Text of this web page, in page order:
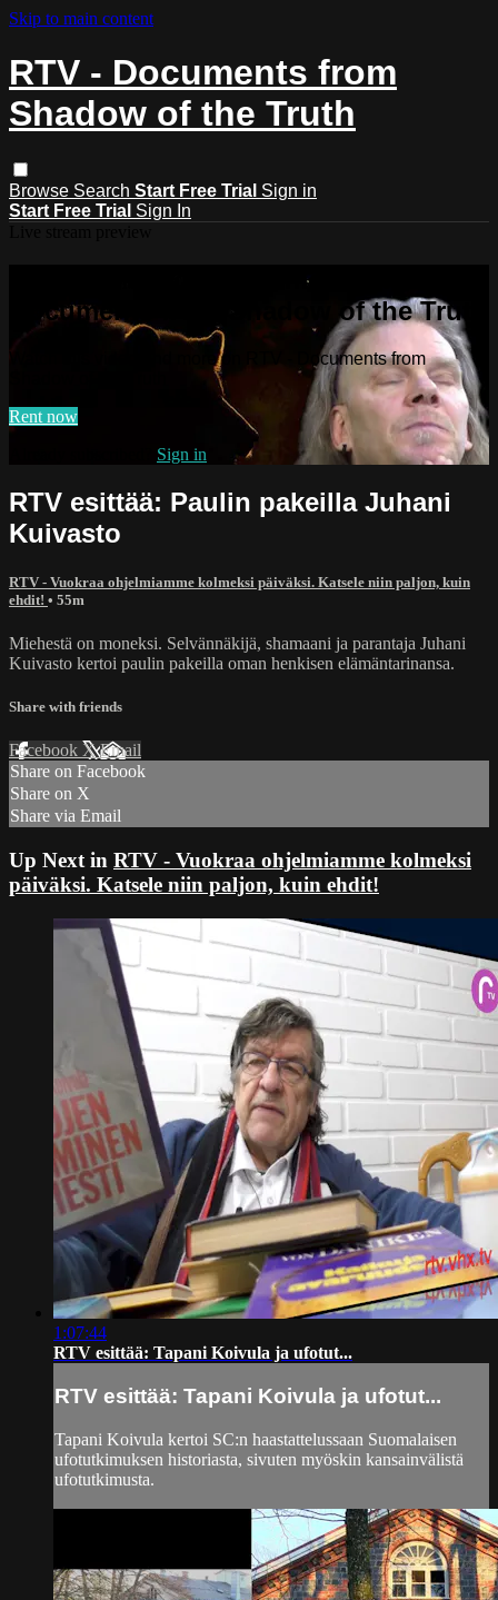
Skip to main content
RTV - Documents from
Shadow of the Truth
Browse Search Start Free Trial Sign in
Start Free Trial Sign In
Watch this video and more on RTV -
Documents from Shadow of the Truth
Watch this video and more on RTV - Documents from
Rent now
Sign in
RTV esittää: Paulin pakeilla Juhani
Kuivasto
RTV - Vuokraa ohjelmiamme kolmeksi päiväksi. Katsele niin paljon, kuin
ehdit! • 55m
Miehestä on moneksi. Selvännäkijä, shamaani ja parantaja Juhani
Kuivasto kertoi paulin pakeilla oman henkisen elämäntarinansa.
Share with friends
Facebook XEmail
Share on Facebook
Share on X
Share via Email
Up Next in RTV - Vuokraa ohjelmiamme kolmeksi
päiväksi. Katsele niin paljon, kuin ehdit!
1:07:44
RTV esittää: Tapani Koivula ja ufotut...
RTV esittää: Tapani Koivula ja ufotut...
Tapani Koivula kertoi SC:n haastattelussaan Suomalaisen
ufotutkimuksen historiasta, sivuten myöskin kansainvälistä
ufotutkimusta.